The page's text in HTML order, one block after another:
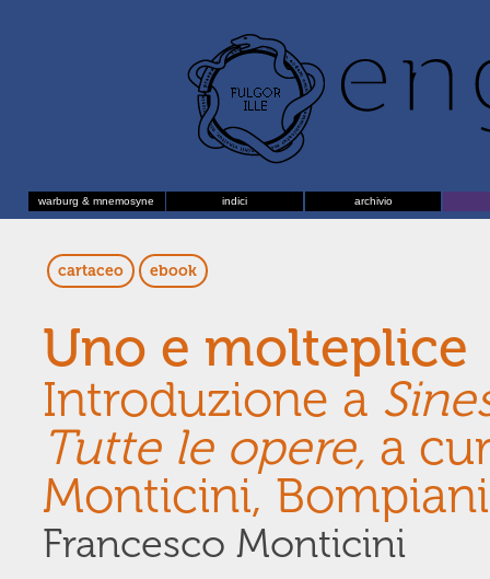
warburg & mnemosyne indici archivio
cartaceo ebook
Uno e molteplice
Introduzione a
Tutte le opere, a
Monticini,
Francesco Monticini